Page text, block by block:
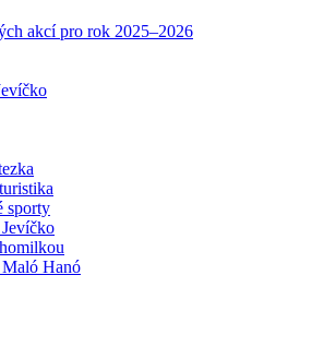
akcí pro rok 2025–2026
sporty
Hanó